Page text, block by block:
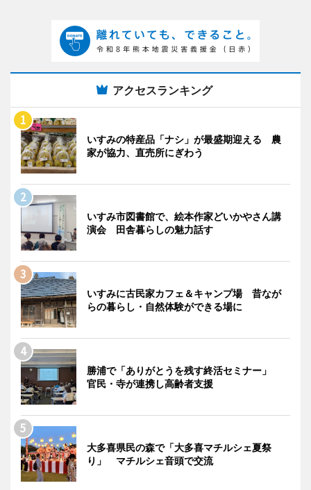
アクセスランキング
いすみの特産品「ナシ」が最盛期迎える 農
家が協力、直売所にぎわう
いすみ市図書館で、絵本作家どいかやさん講
演会 田舎暮らしの魅力話す
いすみに古民家カフェ＆キャンプ場 昔なが
らの暮らし・自然体験ができる場に
勝浦で「ありがとうを残す終活セミナー」
官民・寺が連携し高齢者支援
大多喜県民の森で「大多喜マチルシェ夏祭
り」 マチルシェ音頭で交流